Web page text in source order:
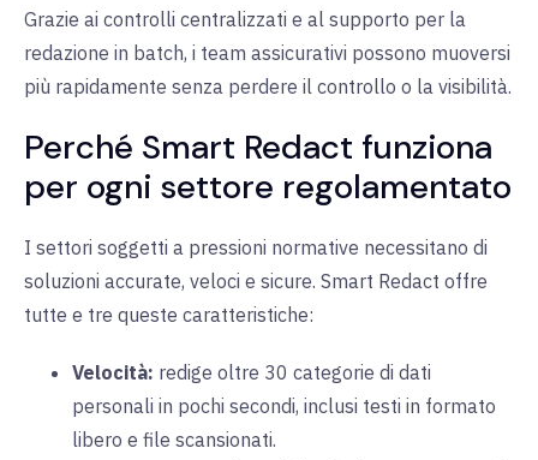
Grazie ai controlli centralizzati e al supporto per la
redazione in batch, i team assicurativi possono muoversi
più rapidamente senza perdere il controllo o la visibilità.
Perché Smart Redact funziona
per ogni settore regolamentato
I settori soggetti a pressioni normative necessitano di
soluzioni accurate, veloci e sicure. Smart Redact offre
tutte e tre queste caratteristiche:
Velocità: redige oltre 30 categorie di dati
personali in pochi secondi, inclusi testi in formato
libero e file scansionati.